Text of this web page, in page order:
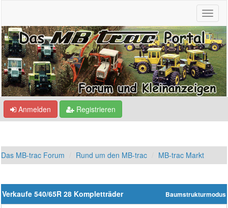
Anmelden Registrieren
Das MB-trac Forum Rund um den MB-trac MB-trac Markt
Baumstrukturmodus
Verkaufe 540/65R 28 Kompletträder